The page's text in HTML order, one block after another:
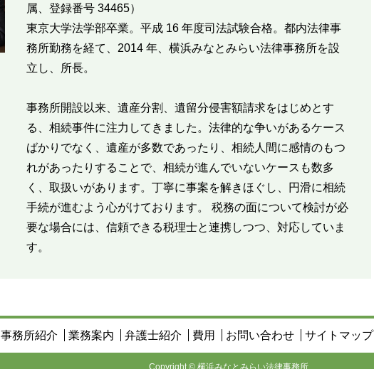
属、登録番号 34465）
東京大学法学部卒業。平成 16 年度司法試験合格。都内法律事
務所勤務を経て、2014 年、横浜みなとみらい法律事務所を設
立し、所長。
事務所開設以来、遺産分割、遺留分侵害額請求をはじめとす
る、相続事件に注力してきました。法律的な争いがあるケース
ばかりでなく、遺産が多数であったり、相続人間に感情のもつ
れがあったりすることで、相続が進んでいないケースも数多
く、取扱いがあります。丁寧に事案を解きほぐし、円滑に相続
手続が進むよう心がけております。 税務の面について検討が必
要な場合には、信頼できる税理士と連携しつつ、対応していま
す。
事務所紹介 業務案内 弁護士紹介 費用 お問い合わせ サイトマップ
Copyright © 横浜みなとみらい法律事務所